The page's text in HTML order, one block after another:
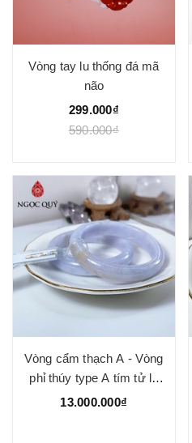
Vòng tay lu thống đá mã
não
299.000₫
590.000₫
Vòng cẩm thạch A - Vòng
phỉ thúy type A tím tử la
lan điểm hoàng phỉ ni 52-
13.000.000₫